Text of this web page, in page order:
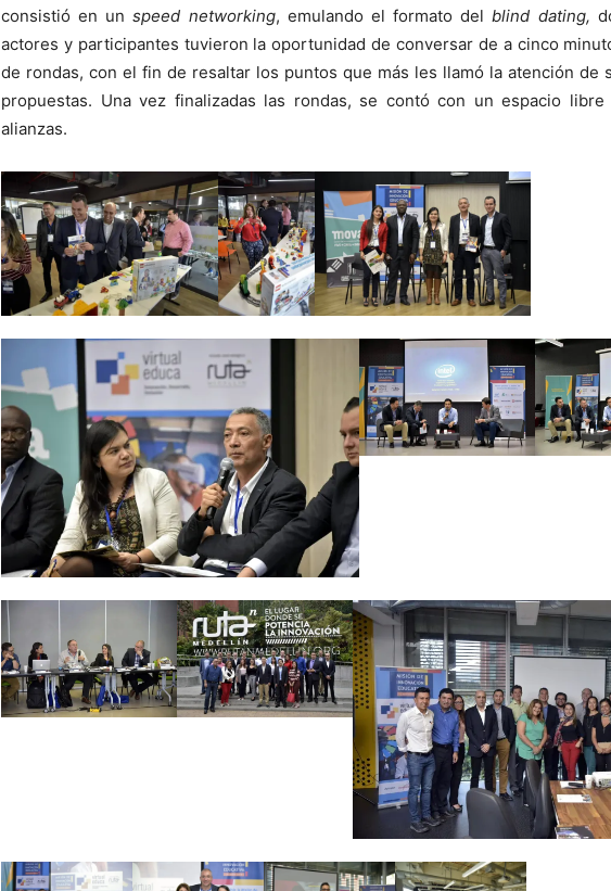
consistió en unspeed networking, emulando el formato delblind dating,
actores y participantes tuvieron la oportunidad de conversar de a cinco
de rondas, con el fin de resaltar los puntos que más les llamó la atención de
propuestas. Una vez finalizadas las rondas, se contó con un espacio libre
alianzas.